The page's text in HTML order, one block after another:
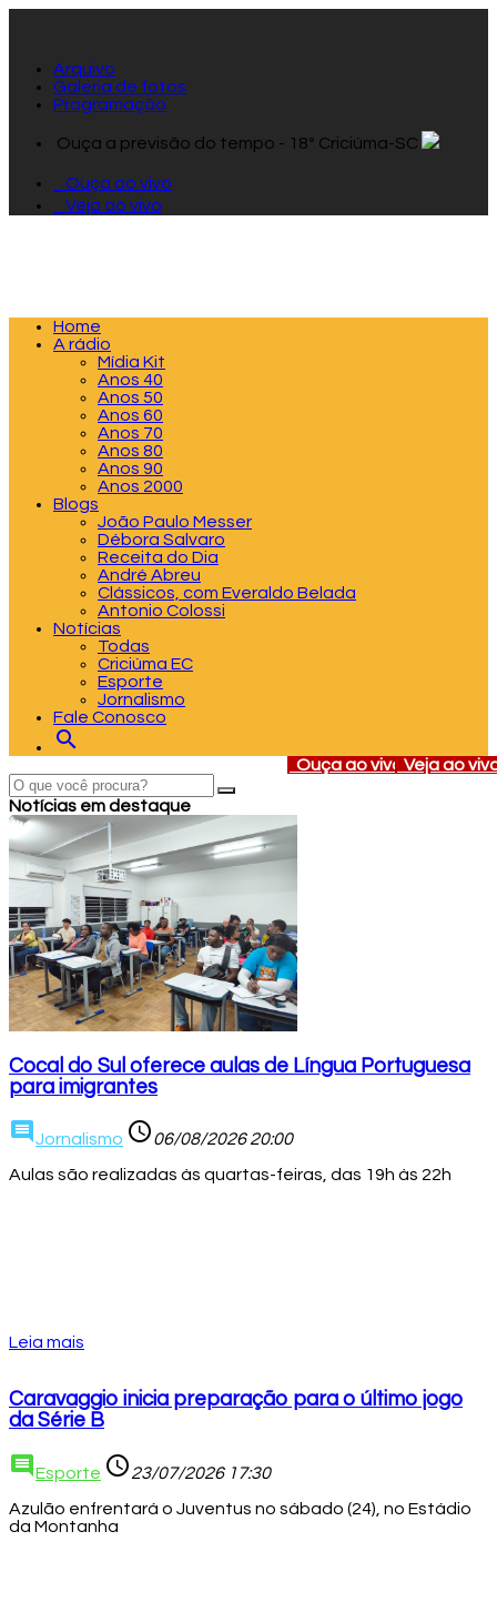
Arquivo
Galeria de fotos
Programação
Ouça a previsão do tempo - 18º Criciúma-SC
Ouça ao vivo
Veja ao vivo
Home
A rádio
Mídia Kit
Anos 40
Anos 50
Anos 60
Anos 70
Anos 80
Anos 90
Anos 2000
Blogs
João Paulo Messer
Débora Salvaro
Receita do Dia
André Abreu
Clássicos, com Everaldo Belada
Antonio Colossi
Notícias
Todas
Criciúma EC
Esporte
Jornalismo
Fale Conosco
search
Ouça ao vivo Veja ao
Notícias em destaque
Cocal do Sul oferece aulas de Língua Portuguesa
para imigrantes
comment Jornalismo access_time06/08/2026 20:00
Aulas são realizadas às quartas-feiras, das 19h às 22h
Leia mais
Caravaggio inicia preparação para o último jogo
da Série B
comment Esporte access_time23/07/2026 17:30
Azulão enfrentará o Juventus no sábado (24), no Estádio
da Montanha